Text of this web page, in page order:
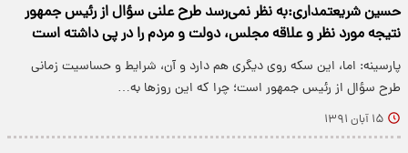
حسین شریعتمداری:به نظر نمی‌رسد طرح علنی سؤال از رئیس جمهور
نتیجه مورد نظر و علاقه مجلس، دولت و مردم را در پی داشته است
پارسینه: اما، این سکه روی دیگری هم دارد و آن، شرایط و حساسیت زمانی
طرح سؤال از رئیس جمهور است؛ چرا که این روزها به…
۱۵ آبان ۱۳۹۱